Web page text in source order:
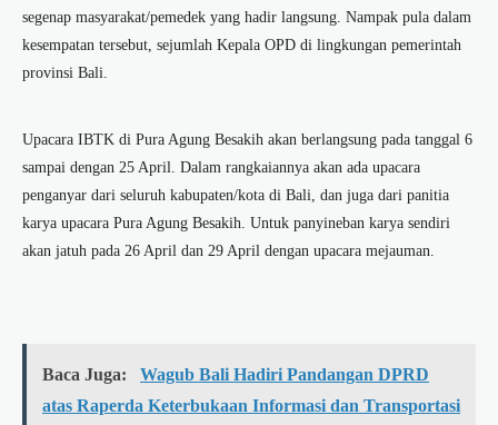
segenap masyarakat/pemedek yang hadir langsung. Nampak pula dalam
kesempatan tersebut, sejumlah Kepala OPD di lingkungan pemerintah
provinsi Bali.
Upacara IBTK di Pura Agung Besakih akan berlangsung pada tanggal 6
sampai dengan 25 April. Dalam rangkaiannya akan ada upacara
penganyar dari seluruh kabupaten/kota di Bali, dan juga dari panitia
karya upacara Pura Agung Besakih. Untuk panyineban karya sendiri
akan jatuh pada 26 April dan 29 April dengan upacara mejauman.
Baca Juga:
Wagub Bali Hadiri Pandangan DPRD
atas Raperda Keterbukaan Informasi dan Transportasi